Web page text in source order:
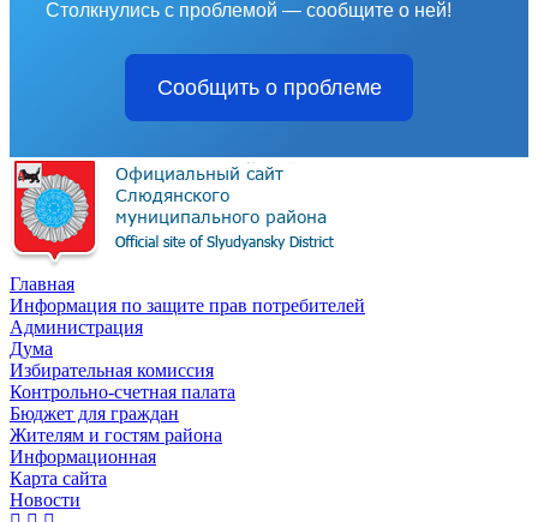
Столкнулись с проблемой — сообщите о ней!
Сообщить о проблеме
Главная
Информация по защите прав потребителей
Администрация
Дума
Избирательная комиссия
Контрольно-счетная палата
Бюджет для граждан
Жителям и гостям района
Информационная
Карта сайта
Новости